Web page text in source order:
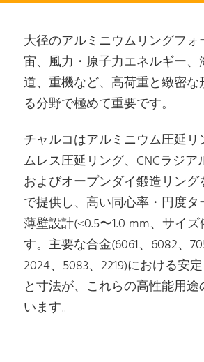
大径のアルミニウムリングフ
宙、風力・原子力エネルギー
道、重機など、高荷重と緻密
る分野で極めて重要です。
チャルコはアルミニウム圧延リ
ムレス圧延リング、CNCラジア
およびオープンダイ鍛造リング
で提供し、高い同心率・円度
薄壁設計(≤0.5〜1.0 mm、サイ
す。主要な合金(6061、6082、
2024、5083、2219)における安
と寸法が、これらの高性能用
います。